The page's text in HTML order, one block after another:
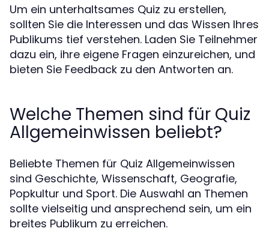
Um ein unterhaltsames Quiz zu erstellen,
sollten Sie die Interessen und das Wissen Ihres
Publikums tief verstehen. Laden Sie Teilnehmer
dazu ein, ihre eigene Fragen einzureichen, und
bieten Sie Feedback zu den Antworten an.
Welche Themen sind für Quiz
Allgemeinwissen beliebt?
Beliebte Themen für Quiz Allgemeinwissen
sind Geschichte, Wissenschaft, Geografie,
Popkultur und Sport. Die Auswahl an Themen
sollte vielseitig und ansprechend sein, um ein
breites Publikum zu erreichen.